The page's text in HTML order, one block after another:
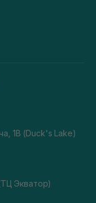
1В (Duck's Lake)
Экватор)